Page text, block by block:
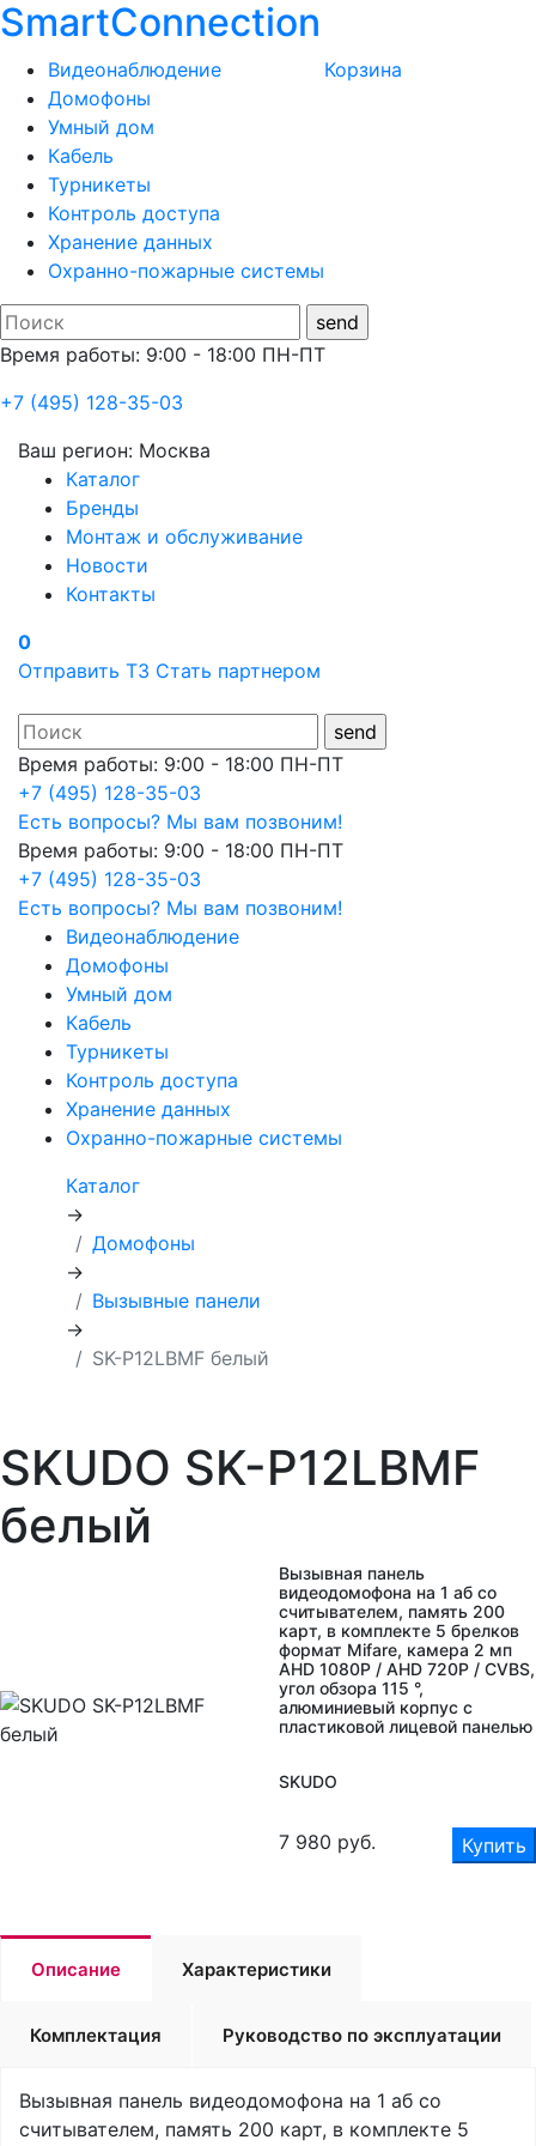
SmartConnection
Видеонаблюдение
Домофоны
Умный дом
Кабель
Турникеты
Контроль доступа
Хранение данных
Охранно-пожарные системы
Корзина
Время работы: 9:00 - 18:00 ПН-ПТ
+7 (495) 128-35-03
Ваш регион: Москва
Каталог
Бренды
Монтаж и обслуживание
Новости
Контакты
0
Отправить ТЗ Стать партнером
Время работы: 9:00 - 18:00 ПН-ПТ
+7 (495) 128-35-03
Есть вопросы? Мы вам позвоним!
Время работы: 9:00 - 18:00 ПН-ПТ
+7 (495) 128-35-03
Есть вопросы? Мы вам позвоним!
Видеонаблюдение
Домофоны
Умный дом
Кабель
Турникеты
Контроль доступа
Хранение данных
Охранно-пожарные системы
Каталог
→
Домофоны
→
Вызывные панели
→
SK-P12LBMF белый
SKUDO SK-P12LBMF
белый
Вызывная панель
видеодомофона на 1 аб cо
считывателем, память 200
карт, в комплекте 5 брелков
формат Mifare, камера 2 мп
AHD 1080P / AHD 720P / CVBS,
угол обзора 115 °,
алюминиевый корпус с
пластиковой лицевой панелью
SKUDO
7 980 руб. Купить
Описание Характеристики
Комплектация Руководство по эксплуатации
Вызывная панель видеодомофона на 1 аб cо
считывателем, память 200 карт, в комплекте 5